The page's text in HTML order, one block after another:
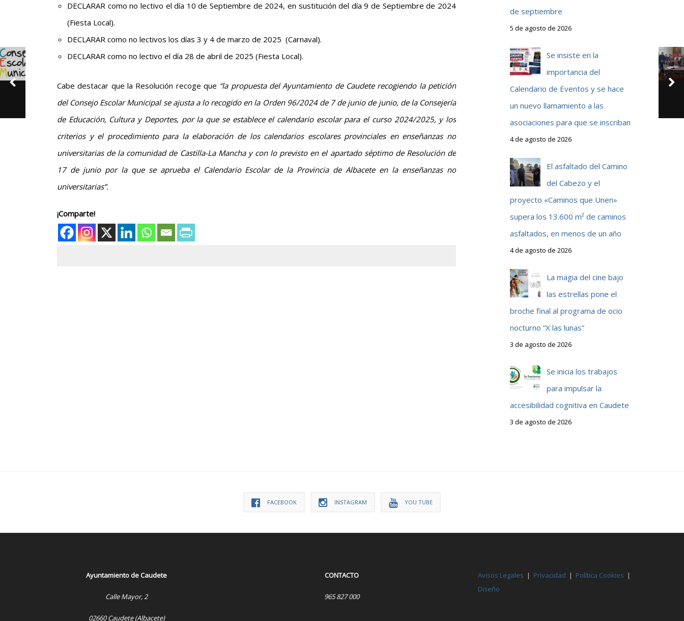
DECLARAR como no lectivo el día 10 de Septiembre de 2024, en sustitución del día 9 de Septiembre de 2024
(Fiesta Local).
DECLARAR como no lectivos los días 3 y 4 de marzo de 2025 (Carnaval).
DECLARAR como no lectivo el día 28 de abril de 2025 (Fiesta Local).
Cabe destacar que la Resolución recoge que “la propuesta del Ayuntamiento de Caudete recogiendo la petición
del Consejo Escolar Municipal se ajusta a lo recogido en la Orden 96/2024 de 7 de junio de junio, de la Consejería
de Educación, Cultura y Deportes, por la que se establece el calendario escolar para el curso 2024/2025, y los
criterios y el procedimiento para la elaboración de los calendarios escolares provinciales en enseñanzas no
universitarias de la comunidad de Castilla-La Mancha y con lo previsto en el apartado séptimo de Resolución de
17 de junio por la que se aprueba el Calendario Escolar de la Provincia de Albacete en la enseñanzas no
universitarias”.
¡Comparte!
de septiembre
5 de agosto de 2026
Se insiste en la
importancia del
Calendario de Eventos y se hace
un nuevo llamamiento a las
asociaciones para que se inscriban
4 de agosto de 2026
El asfaltado del Camino
del Cabezo y el
proyecto «Caminos que Unen»
supera los 13.600 m² de caminos
asfaltados, en menos de un año
4 de agosto de 2026
La magia del cine bajo
las estrellas pone el
broche final al programa de ocio
nocturno “X las lunas”
3 de agosto de 2026
Se inicia los trabajos
para impulsar la
accesibilidad cognitiva en Caudete
3 de agosto de 2026
FACEBOOK INSTAGRAM YOU TUBE
Ayuntamiento de Caudete
Calle Mayor, 2
02660 Caudete (Albacete)
CONTACTO
965 827 000
Avisos Legales | Privacidad | Política Cookies |
Diseño